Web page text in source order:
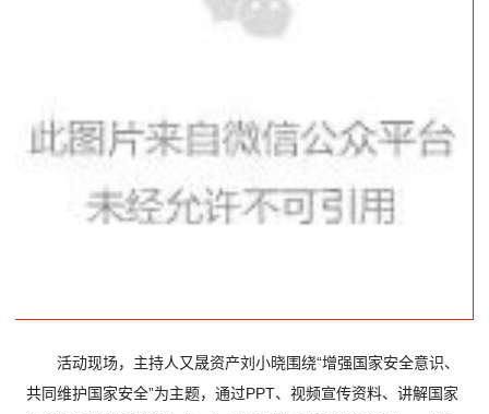
活动现场，主持人又晟资产刘小晓围绕“增强国家安全意识、
共同维护国家安全”为主题，通过PPT、视频宣传资料、讲解国家